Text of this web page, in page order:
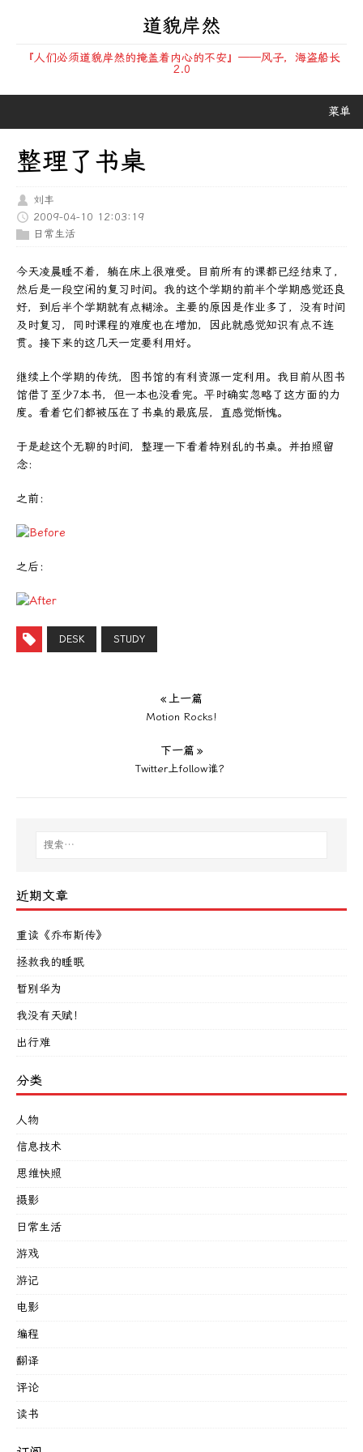
道貌岸然
『人们必须道貌岸然的掩盖着内心的不安』——风子，海盗船长
2.0
菜单
整理了书桌
刘丰
2009-04-10 12:03:19
日常生活
今天凌晨睡不着，躺在床上很难受。目前所有的课都已经结束了，
然后是一段空闲的复习时间。我的这个学期的前半个学期感觉还良
好，到后半个学期就有点糊涂。主要的原因是作业多了，没有时间
及时复习，同时课程的难度也在增加，因此就感觉知识有点不连
贯。接下来的这几天一定要利用好。
继续上个学期的传统，图书馆的有利资源一定利用。我目前从图书
馆借了至少7本书，但一本也没看完。平时确实忽略了这方面的力
度。看着它们都被压在了书桌的最底层，直感觉惭愧。
于是趁这个无聊的时间，整理一下看着特别乱的书桌。并拍照留
念：
之前：
之后：
DESK STUDY
« 上一篇
Motion Rocks!
下一篇 »
Twitter上follow谁？
近期文章
重读《乔布斯传》
拯救我的睡眠
暂别华为
我没有天赋！
出行难
分类
人物
信息技术
思维快照
摄影
日常生活
游戏
游记
电影
编程
翻译
评论
读书